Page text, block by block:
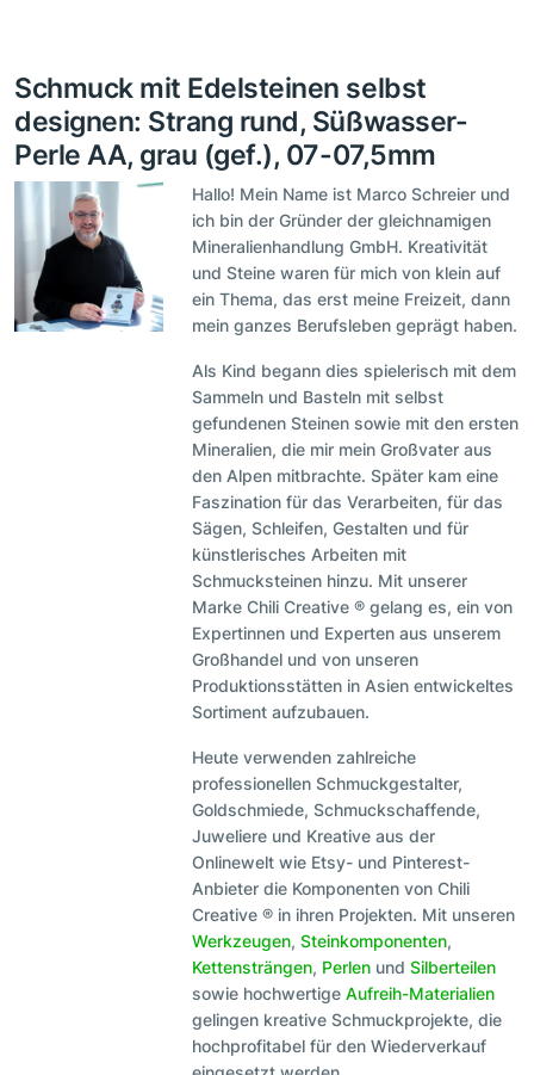
Schmuck mit Edelsteinen selbst
designen: Strang rund, Süßwasser-
Perle AA, grau (gef.), 07-07,5mm
Hallo! Mein Name ist Marco Schreier und
ich bin der Gründer der gleichnamigen
Mineralienhandlung GmbH. Kreativität
und Steine waren für mich von klein auf
ein Thema, das erst meine Freizeit, dann
mein ganzes Berufsleben geprägt haben.
Als Kind begann dies spielerisch mit dem
Sammeln und Basteln mit selbst
gefundenen Steinen sowie mit den ersten
Mineralien, die mir mein Großvater aus
den Alpen mitbrachte. Später kam eine
Faszination für das Verarbeiten, für das
Sägen, Schleifen, Gestalten und für
künstlerisches Arbeiten mit
Schmucksteinen hinzu. Mit unserer
Marke Chili Creative ® gelang es, ein von
Expertinnen und Experten aus unserem
Großhandel und von unseren
Produktionsstätten in Asien entwickeltes
Sortiment aufzubauen.
Heute verwenden zahlreiche
professionellen Schmuckgestalter,
Goldschmiede, Schmuckschaffende,
Juweliere und Kreative aus der
Onlinewelt wie Etsy- und Pinterest-
Anbieter die Komponenten von Chili
Creative ® in ihren Projekten. Mit unseren
Werkzeugen,Steinkomponenten,
Kettensträngen, Perlen undSilberteilen
sowie hochwertigeAufreih-Materialien
gelingen kreative Schmuckprojekte, die
hochprofitabel für den Wiederverkauf